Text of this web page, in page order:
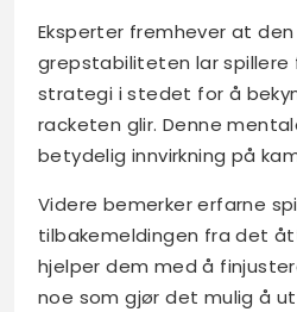
Eksperter fremhever at
grepstabiliteten lar spillere
strategi i stedet for å
racketen glir. Denne
betydelig innvirkning på
Videre bemerker erfarne
tilbakemeldingen fra det
hjelper dem med å
noe som gjør det mulig å